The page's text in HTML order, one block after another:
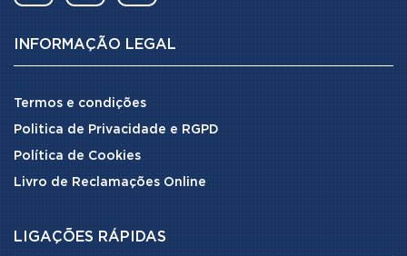
INFORMAÇÃO LEGAL
Termos e condições
Politica de Privacidade e RGPD
Política de Cookies
Livro de Reclamações Online
LIGAÇÕES RÁPIDAS